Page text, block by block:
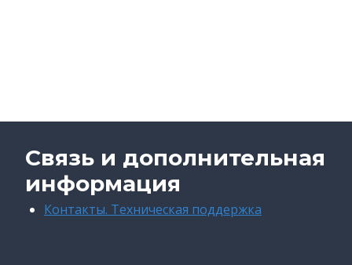
Связь и дополнительная
информация
Контакты. Техническая поддержка